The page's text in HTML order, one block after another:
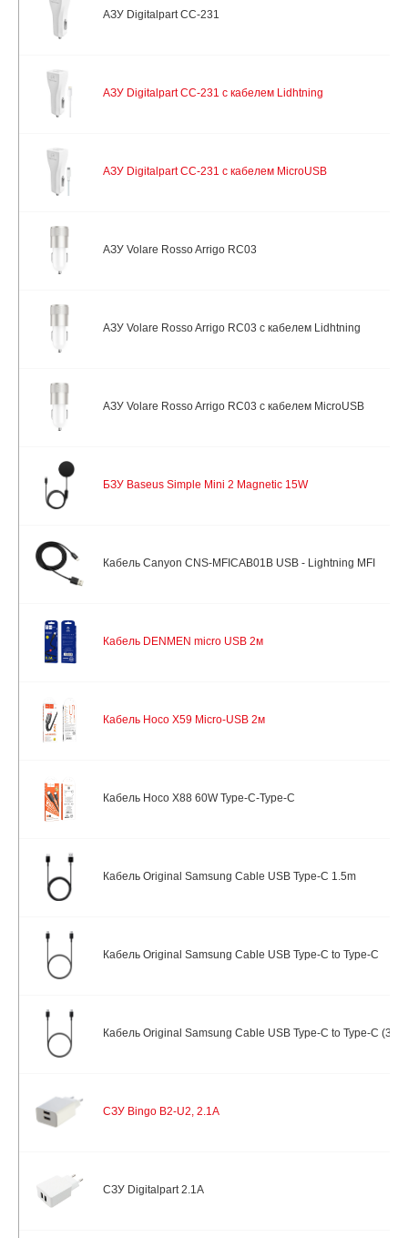
АЗУ Digitalpart CC-231
АЗУ Digitalpart CC-231 с кабелем Lidhtning
АЗУ Digitalpart CC-231 с кабелем MicroUSB
АЗУ Volare Rosso Arrigo RC03
АЗУ Volare Rosso Arrigo RC03 с кабелем Lidhtning
АЗУ Volare Rosso Arrigo RC03 с кабелем MicroUSB
БЗУ Baseus Simple Mini 2 Magnetic 15W
Кабель Canyon CNS-MFICAB01B USB - Lightning MFI
Кабель DENMEN micro USB 2м
Кабель Hoco X59 Micro-USB 2м
Кабель Hoco X88 60W Type-C-Type-C
Кабель Original Samsung Cable USB Type-C 1.5m
Кабель Original Samsung Cable USB Type-C to Type-C
Кабель Original Samsung Cable USB Type-C to Type-C (3A)
СЗУ Bingo B2-U2, 2.1A
СЗУ Digitalpart 2.1A